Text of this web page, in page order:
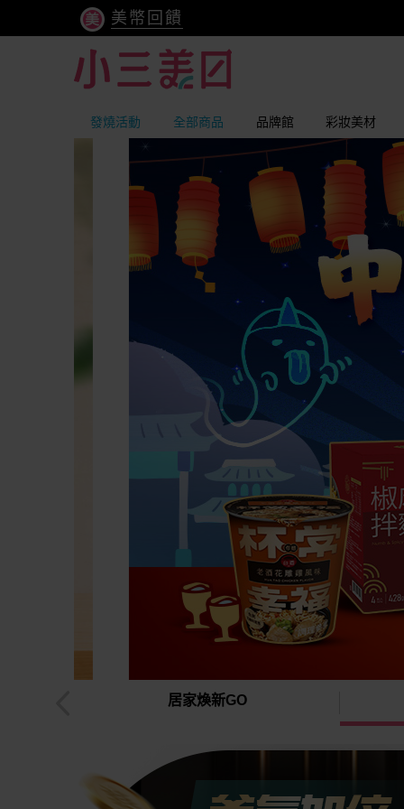
美幣回饋
發燒活動 全部商品 品牌館 彩妝美材
居家煥新GO